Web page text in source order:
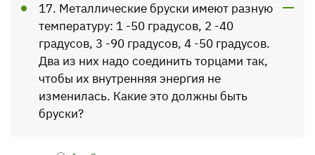
17. Металлические бруски имеют разную
температуру: 1 -50 градусов, 2 -40
градусов, 3 -90 градусов, 4 -50 градусов.
Два из них надо соединить торцами так,
чтобы их внутренняя энергия не
изменилась. Какие это должны быть
бруски?